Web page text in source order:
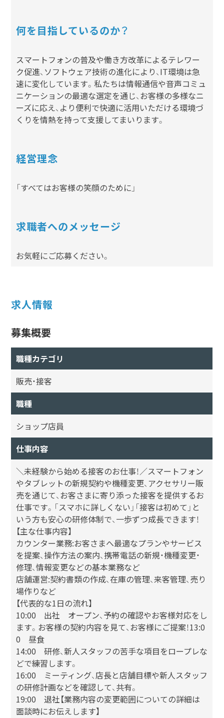
何を目指しているのか？
スマートフォンの普及や働き方改革によるテレワー
ク促進、ソフトウェア技術の進化により、IT環境は急
速に変化しています。私たちは情報通信や音声コミュ
ニケーションの最適な選定を通じ、お客様の多様なニ
ーズに応え、より便利で快適に活用いただける環境づ
くりを情熱を持って支援してまいります。
経営理念
「すべてはお客様の笑顔のために」
求職者へのメッセージ
お気軽にご応募ください。
求人情報
募集概要
職種カテゴリ
販売・接客
職種
ショップ店員
仕事内容
＼未経験から始める接客のお仕事！／スマートフォン
やタブレットの新規契約や機種変更、アクセサリー販
売を通じて、お客さまに寄り添った接客を提供するお
仕事です。「スマホに詳しくない」「接客は初めて」と
いう方も安心の研修体制で、一歩ずつ成長できます！
【主な仕事内容】
カウンター業務:お客さまへ最適なプランやサービス
を提案、操作方法の案内、携帯電話の新規・機種変更・
修理、情報変更などの基本業務など
店舗運営:契約書類の作成、在庫の管理、来客管理、売り
場作りなど
【代表的な1日の流れ】
10:00 出社 オープン、予約の確認やお客様対応をし
ます。お客様の契約内容を見て、お客様にご提案！13:0
0 昼食
14:00 研修、新人スタッフの苦手な項目をロープレな
どで練習します。
16:00 ミーティング、店長と店舗目標や新人スタッフ
の研修計画などを確認して、共有。
19:00 退社【業務内容の変更範囲についての詳細は
面談時にお伝えします】